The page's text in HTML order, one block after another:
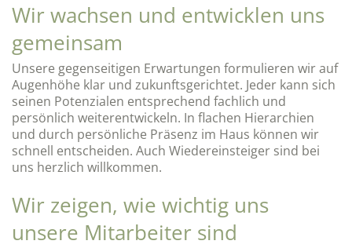
Wir wachsen und entwicklen uns
gemeinsam
Unsere gegenseitigen Erwartungen formulieren wir auf
Augenhöhe klar und zukunftsgerichtet. Jeder kann sich
seinen Potenzialen entsprechend fachlich und
persönlich weiterentwickeln. In flachen Hierarchien
und durch persönliche Präsenz im Haus können wir
schnell entscheiden. Auch Wiedereinsteiger sind bei
uns herzlich willkommen.
Wir zeigen, wie wichtig uns
unsere Mitarbeiter sind